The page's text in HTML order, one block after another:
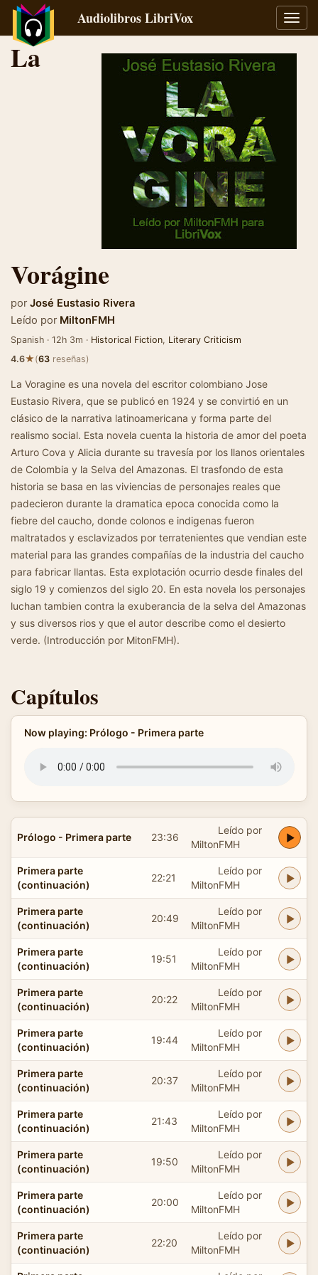
Audiolibros LibriVox
La
Vorágine
por José Eustasio Rivera
Leído por MiltonFMH
Spanish · 12h 3m · Historical Fiction, Literary Criticism
4.6★(63 reseñas)
La Voragine es una novela del escritor colombiano Jose
Eustasio Rivera, que se publicó en 1924 y se convirtió en un
clásico de la narrativa latinoamericana y forma parte del
realismo social. Esta novela cuenta la historia de amor del poeta
Arturo Cova y Alicia durante su travesía por los llanos orientales
de Colombia y la Selva del Amazonas. El trasfondo de esta
historia se basa en las viviencias de personajes reales que
padecieron durante la dramatica epoca conocida como la
fiebre del caucho, donde colonos e indigenas fueron
maltratados y esclavizados por terratenientes que vendian este
material para las grandes compañías de la industria del caucho
para fabricar llantas. Esta explotación ocurrio desde finales del
siglo 19 y comienzos del siglo 20. En esta novela los personajes
luchan tambien contra la exuberancia de la selva del Amazonas
y sus diversos rios y que el autor describe como el desierto
verde. (Introducción por MitonFMH).
Capítulos
Now playing: Prólogo - Primera parte
Prólogo - Primera parte 23:36
Leído por
MiltonFMH
Primera parte
(continuación)
22:21
Leído por
MiltonFMH
Primera parte
(continuación)
20:49
Leído por
MiltonFMH
Primera parte
(continuación)
19:51
Leído por
MiltonFMH
Primera parte
(continuación)
20:22
Leído por
MiltonFMH
Primera parte
(continuación)
19:44
Leído por
MiltonFMH
Primera parte
(continuación)
20:37
Leído por
MiltonFMH
Primera parte
(continuación)
21:43
Leído por
MiltonFMH
Primera parte
(continuación)
19:50
Leído por
MiltonFMH
Primera parte
(continuación)
20:00
Leído por
MiltonFMH
Primera parte
(continuación)
22:20
Leído por
MiltonFMH